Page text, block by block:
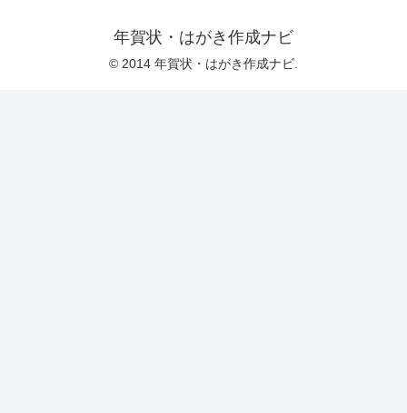
年賀状・はがき作成ナビ
© 2014 年賀状・はがき作成ナビ.